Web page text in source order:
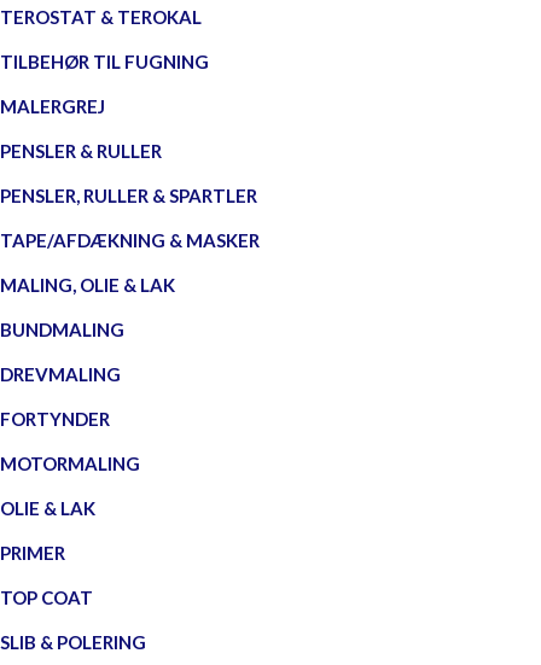
TEROSTAT & TEROKAL
TILBEHØR TIL FUGNING
MALERGREJ
PENSLER & RULLER
PENSLER, RULLER & SPARTLER
TAPE/AFDÆKNING & MASKER
MALING, OLIE & LAK
BUNDMALING
DREVMALING
FORTYNDER
MOTORMALING
OLIE & LAK
PRIMER
TOP COAT
SLIB & POLERING